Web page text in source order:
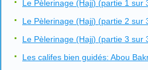
Le Pèlerinage (Hajj) (partie 1 sur
Le Pèlerinage (Hajj) (partie 2 sur
Le Pèlerinage (Hajj) (partie 3 sur
Les califes bien guidés: Abou